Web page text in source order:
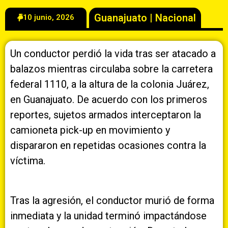
10 junio, 2026 Guanajuato | Nacional
Un conductor perdió la vida tras ser atacado a
balazos mientras circulaba sobre la carretera
federal 1110, a la altura de la colonia Juárez,
en Guanajuato. De acuerdo con los primeros
reportes, sujetos armados interceptaron la
camioneta pick-up en movimiento y
dispararon en repetidas ocasiones contra la
víctima.
Tras la agresión, el conductor murió de forma
inmediata y la unidad terminó impactándose